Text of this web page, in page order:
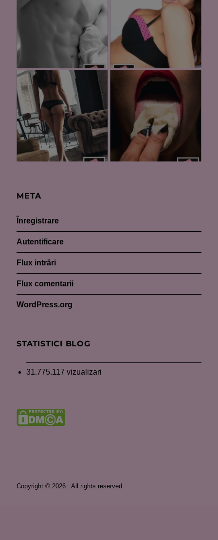
META
Înregistrare
Autentificare
Flux intrări
Flux comentarii
WordPress.org
STATISTICI BLOG
31.775.117 vizualizari
Copyright © 2026 . All rights reserved.